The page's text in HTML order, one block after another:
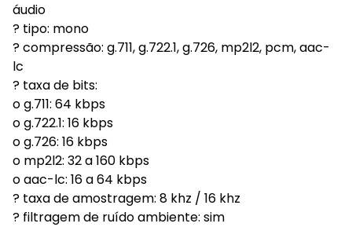
áudio
? tipo: mono
? compressão: g.711, g.722.1, g.726, mp2l2, pcm, aac-
lc
? taxa de bits:
o g.711: 64 kbps
o g.722.1: 16 kbps
o g.726: 16 kbps
o mp2l2: 32 a 160 kbps
o aac-lc: 16 a 64 kbps
? taxa de amostragem: 8 khz / 16 khz
? filtragem de ruído ambiente: sim